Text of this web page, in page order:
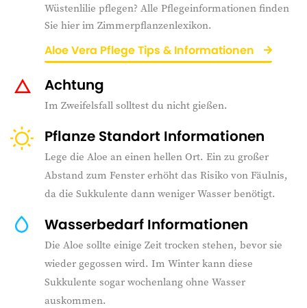
Wüstenlilie pflegen? Alle Pflegeinformationen finden
Sie hier im Zimmerpflanzenlexikon.
Aloe Vera Pflege Tips & Informationen
Achtung
Im Zweifelsfall solltest du nicht gießen.
Pflanze Standort Informationen
Lege die Aloe an einen hellen Ort. Ein zu großer
Abstand zum Fenster erhöht das Risiko von Fäulnis,
da die Sukkulente dann weniger Wasser benötigt.
Wasserbedarf Informationen
Die Aloe sollte einige Zeit trocken stehen, bevor sie
wieder gegossen wird. Im Winter kann diese
Sukkulente sogar wochenlang ohne Wasser
auskommen.